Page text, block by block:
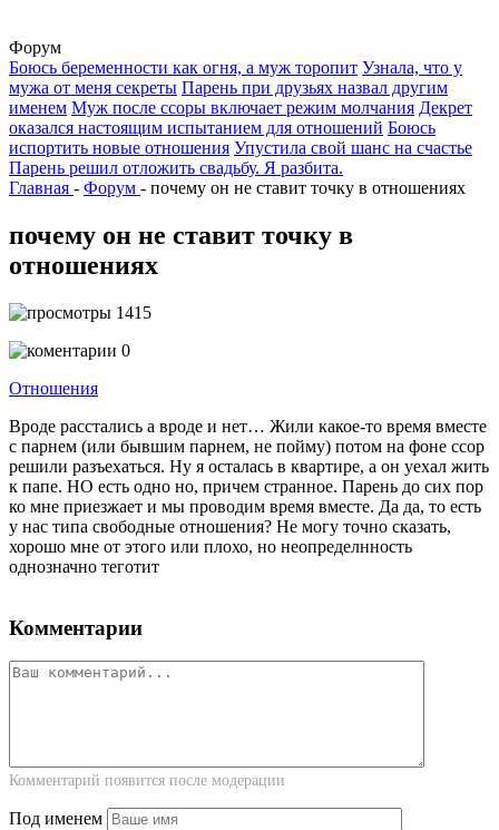
Форум
Боюсь беременности как огня, а муж торопит Узнала, что у
мужа от меня секреты Парень при друзьях назвал другим
именем Муж после ссоры включает режим молчания Декрет
оказался настоящим испытанием для отношений Боюсь
испортить новые отношения Упустила свой шанс на счастье
Парень решил отложить свадьбу. Я разбита.
Главная - Форум - почему он не ставит точку в отношениях
почему он не ставит точку в
отношениях
1415
0
Отношения
Вроде расстались а вроде и нет… Жили какое-то время вместе
с парнем (или бывшим парнем, не пойму) потом на фоне ссор
решили разъехаться. Ну я осталась в квартире, а он уехал жить
к папе. НО есть одно но, причем странное. Парень до сих пор
ко мне приезжает и мы проводим время вместе. Да да, то есть
у нас типа свободные отношения? Не могу точно сказать,
хорошо мне от этого или плохо, но неопределнность
однозначно теготит
Комментарии
Комментарий появится после модерации
Под именем